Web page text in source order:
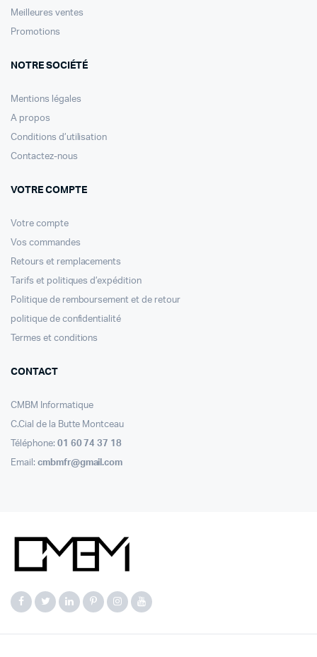
Meilleures ventes
Promotions
NOTRE SOCIÉTÉ
Mentions légales
A propos
Conditions d’utilisation
Contactez-nous
VOTRE COMPTE
Votre compte
Vos commandes
Retours et remplacements
Tarifs et politiques d’expédition
Politique de remboursement et de retour
politique de confidentialité
Termes et conditions
CONTACT
CMBM Informatique
C.Cial de la Butte Montceau
Téléphone: 01 60 74 37 18
Email: cmbmfr@gmail.com